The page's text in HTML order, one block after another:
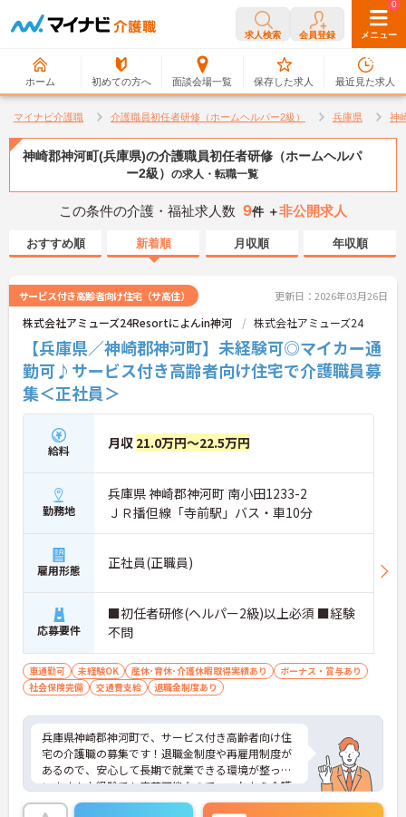
求人検索 会員登録 メニュー
ホーム 初めての方へ 面談会場一覧
0
保存した求人
0
最近見た求人
マイナビ介護職 介護職員初任者研修（ホームヘルパー2級） 兵庫県 神
神崎郡神河町(兵庫県)の介護職員初任者研修（ホームヘルパ
ー2級） の求人・転職一覧
この条件の介護・福祉求人数 9件 ＋非公開求人
おすすめ順 新着順 月収順 年収順
サービス付き高齢者向け住宅（サ高住） 更新日：2026年03月26日
株式会社アミューズ24Resortによんin神河 株式会社アミューズ24
【兵庫県／神崎郡神河町】未経験可◎マイカー通
勤可♪サービス付き高齢者向け住宅で介護職員募
集＜正社員＞
給料 月収 21.0万円～22.5万円
勤務地
兵庫県 神崎郡神河町 南小田1233-2
ＪＲ播但線「寺前駅」バス・車10分
雇用形態 正社員(正職員)
応募要件
■初任者研修(ヘルパー2級)以上必須 ■経験
不問
車通勤可 未経験OK 産休･育休･介護休暇取得実績あり
ボーナス・賞与あり
社会保険完備
交通費支給 退職金制度あり
兵庫県神崎郡神河町で、サービス付き高齢者向け住
宅の介護職の募集です！退職金制度や再雇用制度が
あるので、安心して長期で就業できる環境が整って
います！未経験でも応募可能なので、これから介護
業界に挑戦したいという方にピッタリです！ご興味